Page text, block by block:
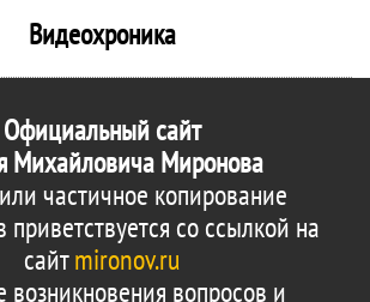
Видеохроника
Официальный сайт
Михайловича Миронова
частичное копирование
со ссылкой на
сайтmironov.ru
возникновения вопросов и